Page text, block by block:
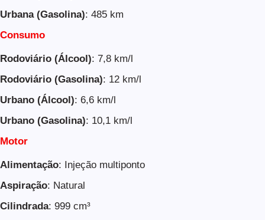
Urbana (Gasolina): 485 km
Consumo
Rodoviário (Álcool): 7,8 km/l
Rodoviário (Gasolina): 12 km/l
Urbano (Álcool): 6,6 km/l
Urbano (Gasolina): 10,1 km/l
Motor
Alimentação: Injeção multiponto
Aspiração: Natural
Cilindrada: 999 cm³